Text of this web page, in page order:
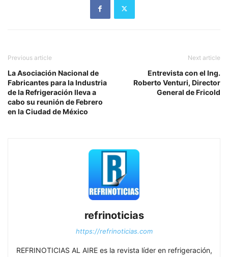
Previous article
La Asociación Nacional de
Fabricantes para la Industria
de la Refrigeración lleva a
cabo su reunión de Febrero
en la Ciudad de México
Next article
Entrevista con el Ing.
Roberto Venturi, Director
General de Fricold
refrinoticias
https://refrinoticias.com
REFRINOTICIAS AL AIRE es la revista líder en refrigeración,